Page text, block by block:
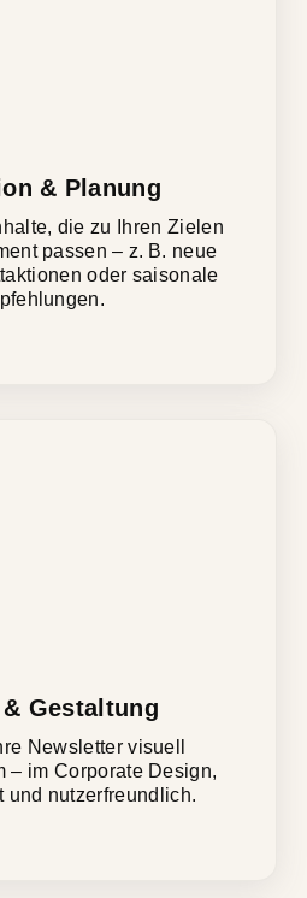
& Planung
die zu Ihren Zielen
passen – z. B. neue
oder saisonale
Gestaltung
Newsletter visuell
– im Corporate Design,
und nutzerfreundlich.